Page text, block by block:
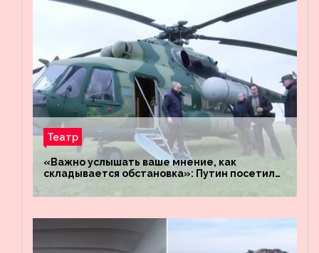
Театр
«Важно услышать ваше мнение, как
складывается обстановка»: Путин посетил
«Восток»